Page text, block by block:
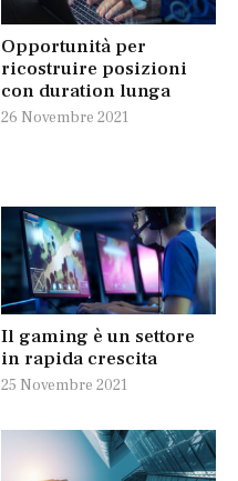
Opportunità per
ricostruire posizioni
con duration lunga
26 Novembre 2021
Il gaming è un settore
in rapida crescita
25 Novembre 2021